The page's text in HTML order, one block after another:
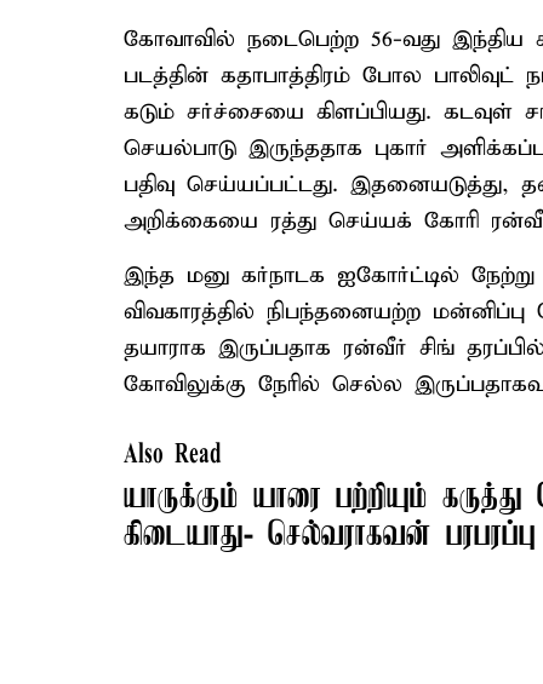
கோவாவில் நடைபெற்ற 56-வது இந்திய
படத்தின் கதாபாத்திரம் போல பாலிவுட்
கடும் சர்ச்சையை கிளப்பியது.
செயல்பாடு இருந்ததாக புகார்
பதிவு செய்யப்பட்டது. இதனையடுத்து,
அறிக்கையை ரத்து செய்யக் கோரி
இந்த மனு கர்நாடக ஐகோர்ட்டில்
விவகாரத்தில் நிபந்தனையற்ற
தயாராக இருப்பதாக ரன்வீர் சிங்
கோவிலுக்கு நேரில் செல்ல
Also Read
யாருக்கும் யாரை பற்றியும்
கிடையாது- செல்வராகவன் பரபரப்பு